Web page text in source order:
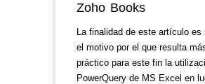
Zoho Books
La finalidad de este artículo es
el motivo por el que resulta
práctico para este fin la
PowerQuery de MS Excel en